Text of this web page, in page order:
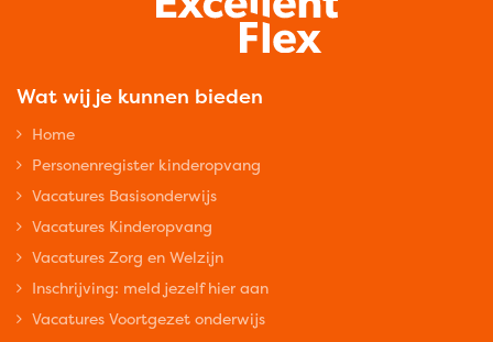
Wat wij je kunnen bieden
Home
Personenregister kinderopvang
Vacatures Basisonderwijs
Vacatures Kinderopvang
Vacatures Zorg en Welzijn
Inschrijving: meld jezelf hier aan
Vacatures Voortgezet onderwijs